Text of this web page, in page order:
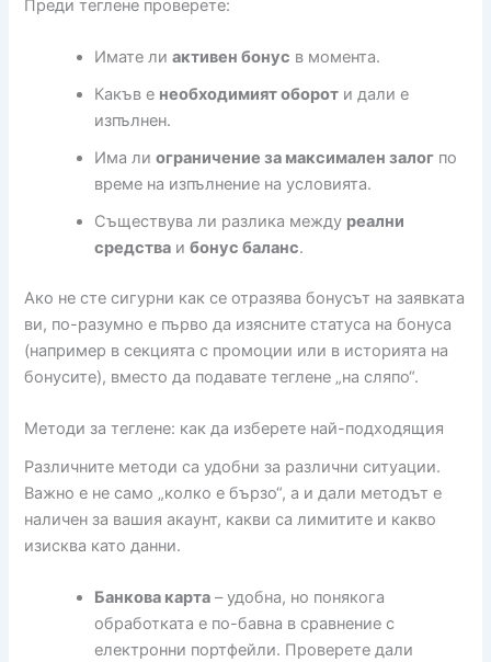
Преди теглене проверете:
Имате лиактивен бонус в момента.
Какъв е необходимият оборот и дали е
изпълнен.
Има лиограничение за максимален залог по
време на изпълнение на условията.
Съществува ли разлика между реални
средства ибонус баланс.
Ако не сте сигурни как се отразява бонусът на заявката
ви, по-разумно е първо да изясните статуса на бонуса
(например в секцията с промоции или в историята на
бонусите), вместо да подавате теглене „на сляпо“.
Методи за теглене: как да изберете най-подходящия
Различните методи са удобни за различни ситуации.
Важно е не само „колко е бързо“, а и дали методът е
наличен за вашия акаунт, какви са лимитите и какво
изисква като данни.
Банкова карта – удобна, но понякога
обработката е по-бавна в сравнение с
електронни портфейли. Проверете дали